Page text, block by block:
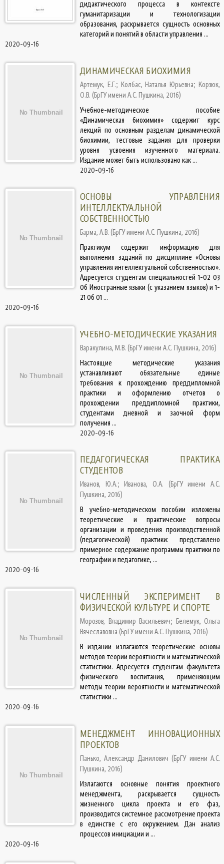
дидактического процесса в контексте
гуманитаризации и технологизации
образования, раскрывается сущность основных
категорий и понятий в области управления ...
2020-09-16
ДИНАМИЧЕСКАЯ БИОХИМИЯ
Артемук, Е.Г.; Колбас, Наталья Юрьевна; Корзюк,
О.В. (БрГУ имени А.С. Пушкина, 2016)
Учебное-методическое пособие
«Динамическая биохимия» содержит курс
лекций по основным разделам динамической
биохимии, тестовые задания для проверки
уровня усвоения изученного материала.
Издание может быть использовано как ...
2020-09-16
ОСНОВЫ УПРАВЛЕНИЯ
ИНТЕЛЛЕКТУАЛЬНОЙ
СОБСТВЕННОСТЬЮ
Барма, А.В. (БрГУ имени А.С. Пушкина, 2016)
Практикум содержит информацию для
выполнения заданий по дисциплине «Основы
управления интеллектуальной собственностью».
Адресуется студентам специальностей 1-02 03
06 Иностранные языки (с указанием языков) и 1-
21 06 01 ...
2020-09-16
УЧЕБНО-МЕТОДИЧЕСКИЕ УКАЗАНИЯ
Варакулина, М.В. (БрГУ имени А.С. Пушкина, 2016)
Настоящие методические указания
устанавливают обязательные единые
требования к прохождению преддипломной
практики и оформлению отчетов о
прохождении преддипломной практики,
студентами дневной и заочной форм
получения ...
2020-09-16
ПЕДАГОГИЧЕСКАЯ ПРАКТИКА
СТУДЕНТОВ
Иванов, Ю.А.; Иванова, О.А. (БрГУ имени А.С.
Пушкина, 2016)
В учебно-методическом пособии изложены
теоретические и практические вопросы
организации и проведения производственной
(педагогической) практики: представлено
примерное содержание программы практики по
географии и педагогике, ...
2020-09-16
ЧИСЛЕННЫЙ ЭКСПЕРИМЕНТ В
ФИЗИЧЕСКОЙ КУЛЬТУРЕ И СПОРТЕ
Морозов, Владимир Васильевич; Белемук, Ольга
Вячеславовна (БрГУ имени А.С. Пушкина, 2016)
В издании излагаются теоретические основы
методов теории вероятности и математической
статистики. Адресуется студентам факультета
физического воспитания, применяющим
методы теории вероятности и математической
статистики ...
2020-09-16
МЕНЕДЖМЕНТ ИННОВАЦИОННЫХ
ПРОЕКТОВ
Панько, Александр Данилович (БрГУ имени А.С.
Пушкина, 2016)
Излагаются основные понятия проектного
менеджмента, раскрывается сущность
жизненного цикла проекта и его фаз,
производится системное рассмотрение проекта
в единстве с его окружением. Дан анализ
процессов инициации и ...
2020-09-16